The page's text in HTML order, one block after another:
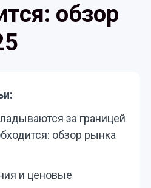
обзор
за границей
обзор рынка
и ценовые